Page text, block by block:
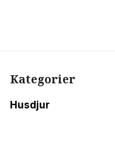
Kategorier
Husdjur